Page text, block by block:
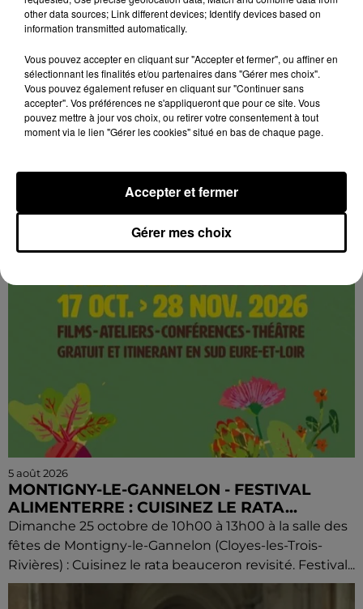
5 août 2026
LANGEY - FESTIVAL ALIMENTERRE :
CUISINEZ LE MONDE AVEC DES
PRODUITS...
Mercredi 28 octobre de 18h00 à 20h00 à la salle des
des produits locaux. Festival AlimenTerre. Sur...
5 août 2026
MONTIGNY-LE-GANNELON - FESTIVAL
ALIMENTERRE : CUISINEZ LE RATA...
Dimanche 25 octobre de 10h00 à 13h00 à la salle des
fêtes de Montigny-le-Gannelon (Cloyes-les-Trois-
Rivières) : Cuisinez le rata beauceron revisité. Festival...
other data sources; Link different devices; Identify devices based on
information transmitted automatically.
Vous pouvez accepter en cliquant sur "Accepter et fermer", ou affiner en
sélectionnant les finalités et/ou partenaires dans "Gérer mes choix".
Vous pouvez également refuser en cliquant sur "Continuer sans
accepter". Vos préférences ne s'appliqueront que pour ce site. Vous
pouvez mettre à jour vos choix, ou retirer votre consentement à tout
moment via le lien "Gérer les cookies" situé en bas de chaque page.
Gérer mes choix
Accepter et fermer